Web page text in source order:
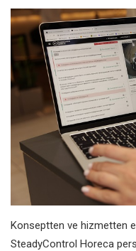
Konseptten ve hizmetten
SteadyControl Horeca